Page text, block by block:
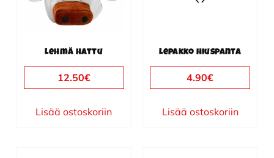
Lehmä hattu
12.50€
Lisää ostoskoriin
Lepakko hiuspanta
4.90€
Lisää ostoskoriin